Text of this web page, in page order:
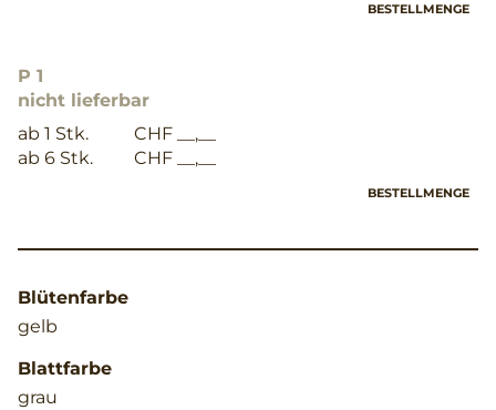
BESTELLMENGE
P 1
nicht lieferbar
ab 1 Stk.
CHF __,__
ab 6 Stk.
CHF __,__
BESTELLMENGE
Blütenfarbe
gelb
Blattfarbe
grau